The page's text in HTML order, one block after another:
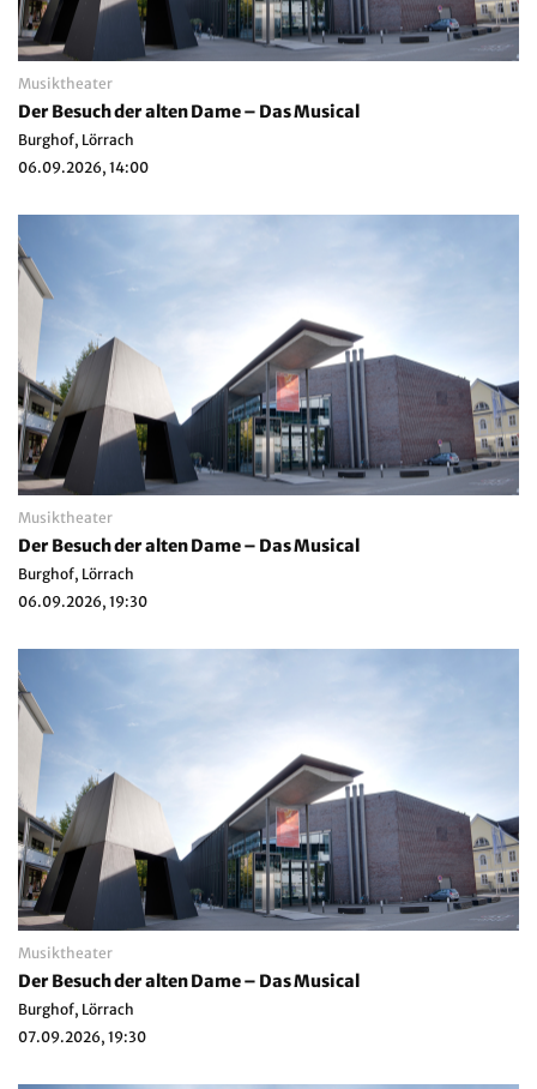
Musiktheater
Der Besuch der alten Dame – Das Musical
Burghof, Lörrach
06.09.2026, 14:00
Musiktheater
Der Besuch der alten Dame – Das Musical
Burghof, Lörrach
06.09.2026, 19:30
Musiktheater
Der Besuch der alten Dame – Das Musical
Burghof, Lörrach
07.09.2026, 19:30